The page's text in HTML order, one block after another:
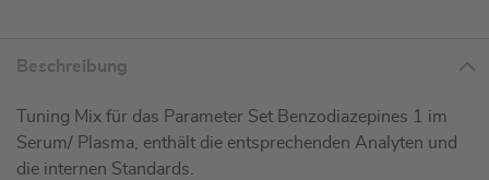
Beschreibung
Tuning Mix für das Parameter Set Benzodiazepines 1 im
Serum/ Plasma, enthält die entsprechenden Analyten und
die internen Standards.